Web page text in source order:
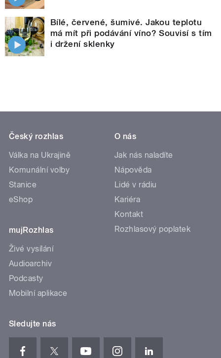
Bílé, červené, šumivé. Jakou teplotu
má mít při podávání víno? Souvisí s tím
i držení sklenky
Český rozhlas
Válka na Ukrajině
Komunální volby
Stanice
eShop
mujRozhlas
Živé vysílání
Audioarchiv
Podcasty
Mobilní aplikace
O nás
Jak nás naladíte
Nápověda
Lidé v rádiu
Kariéra
Kontakt
Rozhlasový poplatek
Sledujte nás